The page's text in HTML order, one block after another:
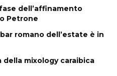
dell’affinamento
Petrone
romano dell’estate è in
della mixology caraibica